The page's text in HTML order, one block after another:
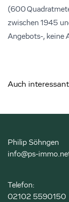
(600
zwischen 1945
Angebots-, keine
Auch interessant
Philip Söhngen
info@ps-
Telefon:
02102 5590150